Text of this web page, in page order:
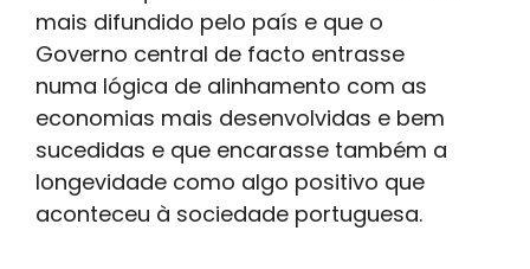
mais difundido pelo país e que o
Governo central de facto entrasse
numa lógica de alinhamento com as
economias mais desenvolvidas e bem
sucedidas e que encarasse também a
longevidade como algo positivo que
aconteceu à sociedade portuguesa.